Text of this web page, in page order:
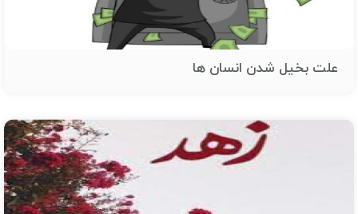
علت بخیل شدن انسان ها